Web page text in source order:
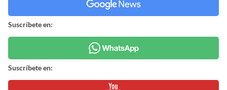
Suscríbete en:
Suscríbete en: